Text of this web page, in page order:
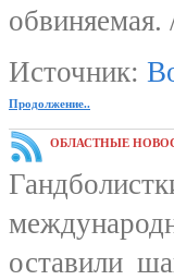
Источник:
Продолжение..
ОБЛАСТНЫЕ
оставили